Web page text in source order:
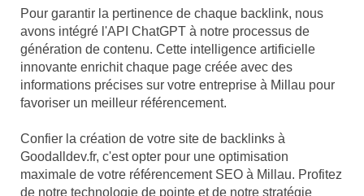
Pour garantir la pertinence de chaque backlink, nous
avons intégré l'API ChatGPT à notre processus de
génération de contenu. Cette intelligence artificielle
innovante enrichit chaque page créée avec des
informations précises sur votre entreprise à Millau pour
favoriser un meilleur référencement.
Confier la création de votre site de backlinks à
Goodalldev.fr, c'est opter pour une optimisation
maximale de votre référencement SEO à Millau. Profitez
de notre technologie de pointe et de notre stratégie